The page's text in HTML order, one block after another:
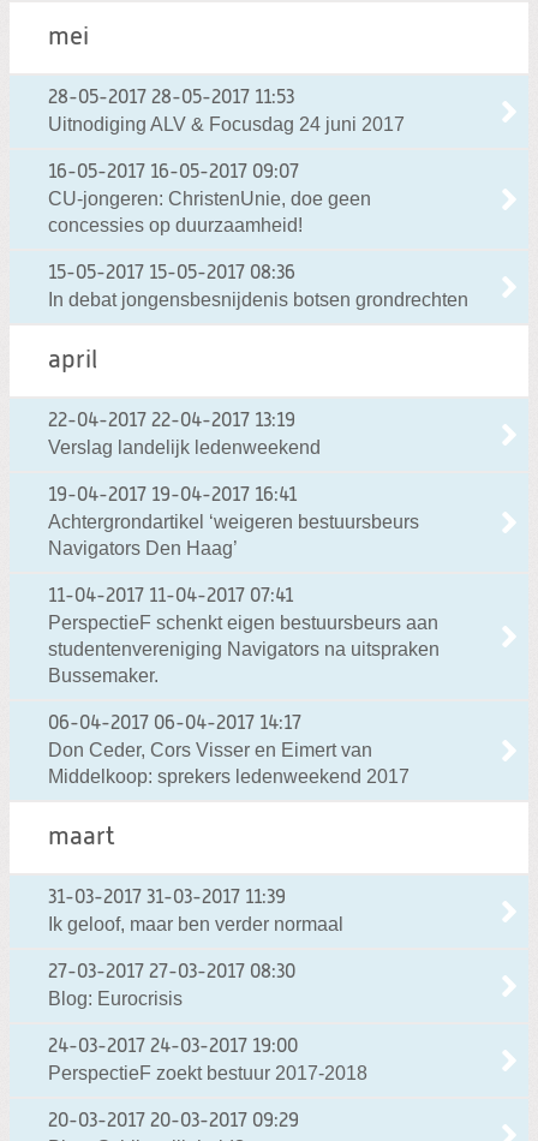
mei
28-05-2017 28-05-2017 11:53
Uitnodiging ALV & Focusdag 24 juni 2017
16-05-2017 16-05-2017 09:07
CU-jongeren: ChristenUnie, doe geen
concessies op duurzaamheid!
15-05-2017 15-05-2017 08:36
In debat jongensbesnijdenis botsen grondrechten
april
22-04-2017 22-04-2017 13:19
Verslag landelijk ledenweekend
19-04-2017 19-04-2017 16:41
Achtergrondartikel ‘weigeren bestuursbeurs
Navigators Den Haag’
11-04-2017 11-04-2017 07:41
PerspectieF schenkt eigen bestuursbeurs aan
studentenvereniging Navigators na uitspraken
Bussemaker.
06-04-2017 06-04-2017 14:17
Don Ceder, Cors Visser en Eimert van
Middelkoop: sprekers ledenweekend 2017
maart
31-03-2017 31-03-2017 11:39
Ik geloof, maar ben verder normaal
27-03-2017 27-03-2017 08:30
Blog: Eurocrisis
24-03-2017 24-03-2017 19:00
PerspectieF zoekt bestuur 2017-2018
20-03-2017 20-03-2017 09:29